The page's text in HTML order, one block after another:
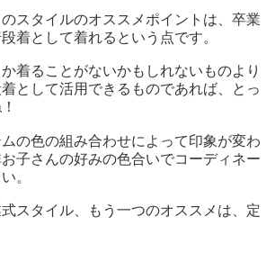
スタイルのオススメポイントは、卒業
着として着れるという点です。
着ることがないかもしれないものより
として活用できるものであれば、とっ
の色の組み合わせによって印象が変わ
子さんの好みの色合いでコーディネー
。
スタイル、もう一つのオススメは、定